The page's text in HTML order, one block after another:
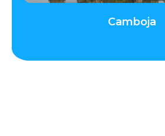
Camboja